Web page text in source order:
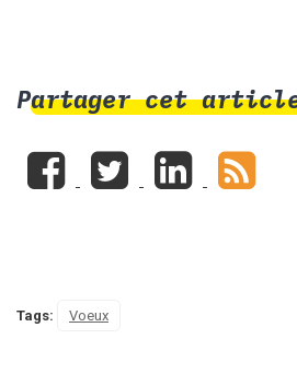
Partager cet
Tags: Voeux